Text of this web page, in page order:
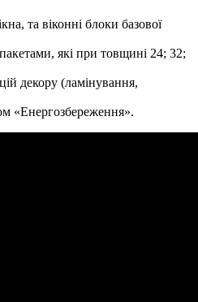
та віконні блоки базової
які при товщині 24; 32;
декору (ламінування,
«Енергозбереження».